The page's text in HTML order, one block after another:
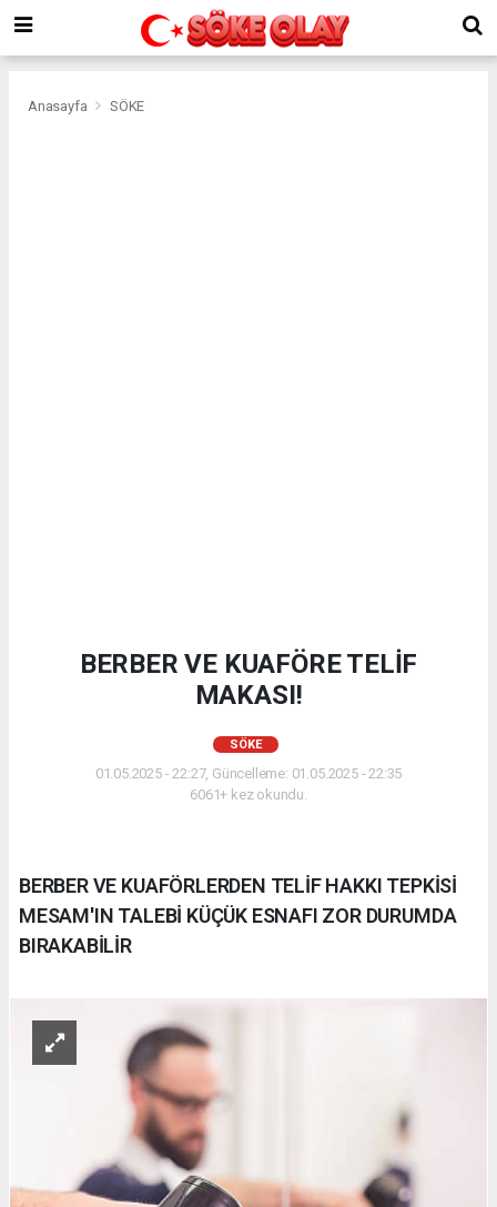
Anasayfa SÖKE
BERBER VE KUAFÖRE TELİF
MAKASI!
SÖKE
01.05.2025 - 22:27, Güncelleme: 01.05.2025 - 22:35
6061+ kez okundu.
BERBER VE KUAFÖRLERDEN TELİF HAKKI TEPKİSİ
MESAM'IN TALEBİ KÜÇÜK ESNAFI ZOR DURUMDA
BIRAKABİLİR